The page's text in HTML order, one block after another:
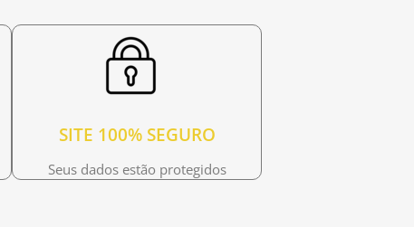
SITE 100% SEGURO
Seus dados estão protegidos